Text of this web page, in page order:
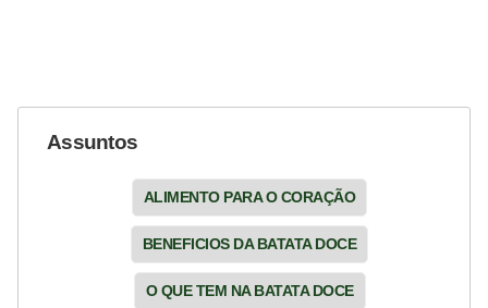
Assuntos
ALIMENTO PARA O CORAÇÃO
BENEFICIOS DA BATATA DOCE
O QUE TEM NA BATATA DOCE